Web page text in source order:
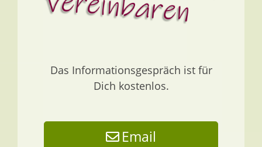
Das Informationsgespräch ist für
Dich kostenlos.
Email